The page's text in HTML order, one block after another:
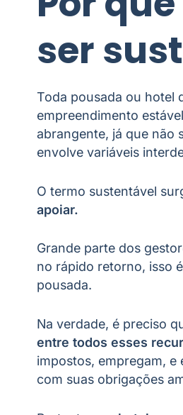
ser
Toda pousada ou hotel
empreendimento
abrangente, já que não
envolve variáveis
O termo sustentável
apoiar.
Grande parte dos
no rápido retorno, isso
pousada.
Na verdade, é preciso
entre todos esses
impostos, empregam,
com suas obrigações